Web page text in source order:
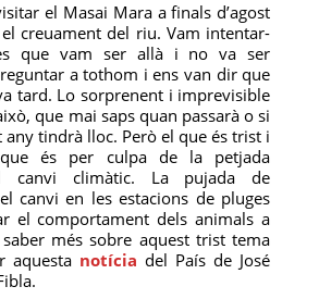
el Masai Mara a finals d’agost
creuament del riu. Vam intentar-
que vam ser allà i no va ser
a tothom i ens van dir que
tard. Lo sorprenent i imprevisible
que mai saps quan passarà o si
any tindrà lloc. Però el que és trist i
és per culpa de la petjada
canvi climàtic. La pujada de
canvi en les estacions de pluges
el comportament dels animals a
més sobre aquest trist tema
aquesta notícia del País de José